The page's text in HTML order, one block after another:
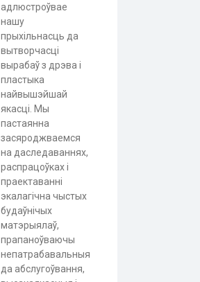
адлюстроўвае
нашу
прыхільнасць да
вытворчасці
вырабаў з дрэва і
пластыка
найвышэйшай
якасці. Мы
пастаянна
засяроджваемся
на даследаваннях,
распрацоўках і
праектаванні
экалагічна чыстых
будаўнічых
матэрыялаў,
прапаноўваючы
непатрабавальныя
да абслугоўвання,